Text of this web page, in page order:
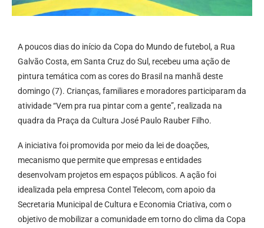
A poucos dias do início da Copa do Mundo de futebol, a Rua
Galvão Costa, em Santa Cruz do Sul, recebeu uma ação de
pintura temática com as cores do Brasil na manhã deste
domingo (7). Crianças, familiares e moradores participaram da
atividade “Vem pra rua pintar com a gente”, realizada na
quadra da Praça da Cultura José Paulo Rauber Filho.
A iniciativa foi promovida por meio da lei de doações,
mecanismo que permite que empresas e entidades
desenvolvam projetos em espaços públicos. A ação foi
idealizada pela empresa Contel Telecom, com apoio da
Secretaria Municipal de Cultura e Economia Criativa, com o
objetivo de mobilizar a comunidade em torno do clima da Copa